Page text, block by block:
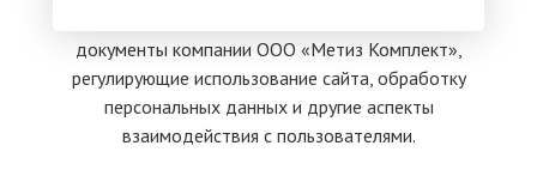
документы компании ООО «Метиз Комплект»,
регулирующие использование сайта, обработку
персональных данных и другие аспекты
взаимодействия с пользователями.